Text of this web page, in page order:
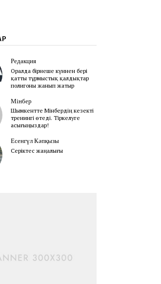
2
Редакция
Оралда бірнеше күннен бері
қатты тұрмыстық қалдықтар
полигоны жанып жатыр
Мінбер
Шымкентте Мінбердің кезекті
тренингі өтеді. Тіркелуге
асығыңыздар!
Есенгүл Кәпқызы
Серіктес жаңалығы